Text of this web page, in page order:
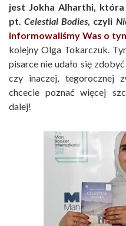
jest Jokha Alharthi,
pt.Celestial Bodies, czyli
informowaliśmy Was o
kolejny Olga Tokarczuk.
pisarce nie udało się
czy inaczej, tegorocznej
chcecie poznać więcej
dalej!